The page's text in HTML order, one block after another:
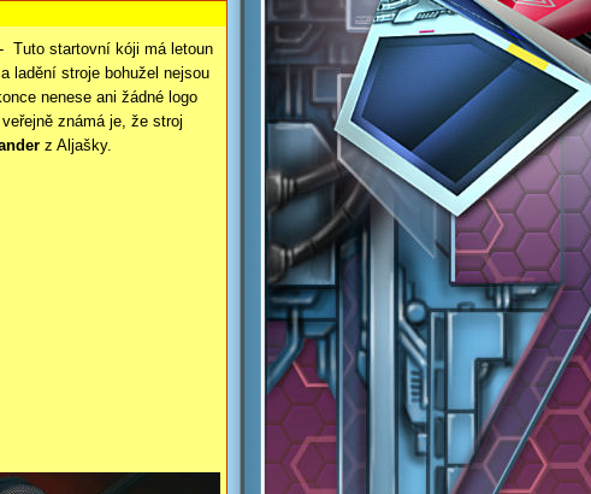
-Tuto startovní kóji má letoun
ladění stroje bohužel nejsou
nenese ani žádné logo
známá je, že stroj
z Aljašky.